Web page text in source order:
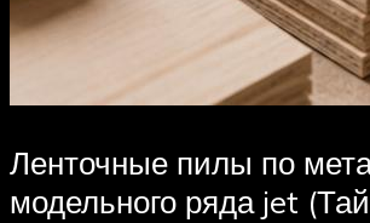
Ленточные пилы по
модельного ряда jet